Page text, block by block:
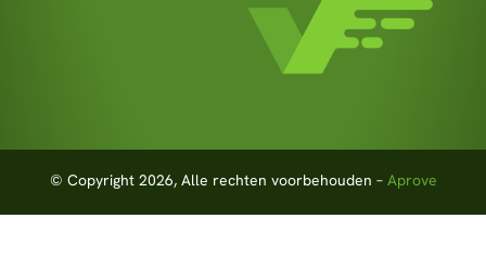
© Copyright 2026, Alle rechten voorbehouden – Aprove